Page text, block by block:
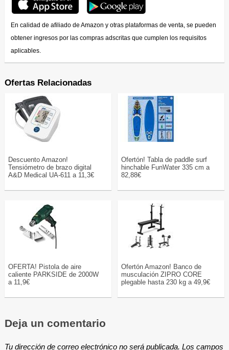
En calidad de afiliado de Amazon y otras plataformas de venta, se pueden
obtener ingresos por las compras adscritas que cumplen los requisitos
aplicables.
Ofertas Relacionadas
Descuento Amazon!
Tensiómetro de brazo digital
A&D Medical UA-611 a 11,3€
Ofertón! Tabla de paddle surf
hinchable FunWater 335 cm a
82,88€
OFERTA! Pistola de aire
caliente PARKSIDE de 2000W
a 11,9€
Ofertón Amazon! Banco de
musculación ZIPRO CORE
plegable hasta 230 kg a 49,9€
Deja un comentario
Tu dirección de correo electrónico no será publicada. Los campos